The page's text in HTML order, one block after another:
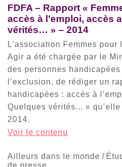
FDFA – Rapport «
accès à l’emploi, accès
vérités… » – 2014
L'association Femmes pour
Agir a été chargée par le
des personnes
l’exclusion, de rédiger un
handicapées : accès à
Quelques vérités... »
2014.
Voir le contenu
Ailleurs dans le monde /
de presse